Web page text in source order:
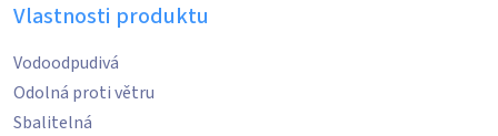
Vlastnosti produktu
Vodoodpudivá
Odolná proti větru
Sbalitelná